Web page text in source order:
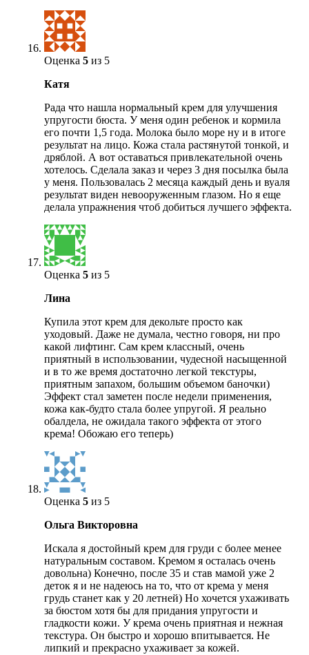
Оценка 5 из 5
Катя
Рада что нашла нормальный крем для улучшения
упругости бюста. У меня один ребенок и кормила
его почти 1,5 года. Молока было море ну и в итоге
результат на лицо. Кожа стала растянутой тонкой, и
дряблой. А вот оставаться привлекательной очень
хотелось. Сделала заказ и через 3 дня посылка была
у меня. Пользовалась 2 месяца каждый день и вуаля
результат виден невооруженным глазом. Но я еще
делала упражнения чтоб добиться лучшего эффекта.
Оценка 5 из 5
Лина
Купила этот крем для декольте просто как
уходовый. Даже не думала, честно говоря, ни про
какой лифтинг. Сам крем классный, очень
приятный в использовании, чудесной насыщенной
и в то же время достаточно легкой текстуры,
приятным запахом, большим объемом баночки)
Эффект стал заметен после недели применения,
кожа как-будто стала более упругой. Я реально
обалдела, не ожидала такого эффекта от этого
крема! Обожаю его теперь)
Оценка 5 из 5
Ольга Викторовна
Искала я достойный крем для груди с более менее
натуральным составом. Кремом я осталась очень
довольна) Конечно, после 35 и став мамой уже 2
деток я и не надеюсь на то, что от крема у меня
грудь станет как у 20 летней) Но хочется ухаживать
за бюстом хотя бы для придания упругости и
гладкости кожи. У крема очень приятная и нежная
текстура. Он быстро и хорошо впитывается. Не
липкий и прекрасно ухаживает за кожей.